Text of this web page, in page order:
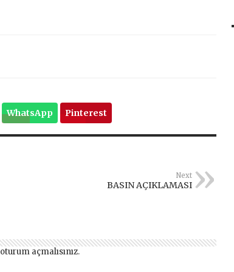
WhatsApp Pinterest
Next
BASIN AÇIKLAMASI
oturum açmalısınız.